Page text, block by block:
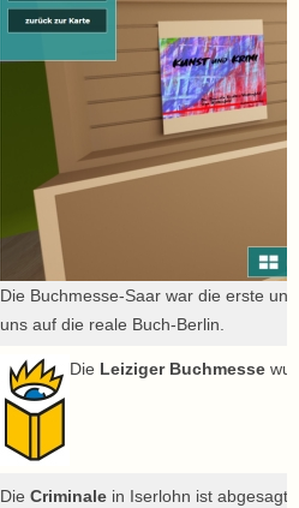
Die Buchmesse-Saar war die erste
uns auf die reale Buch-Berlin.
Die Leiziger Buchmesse
Die Criminale in Iserlohn ist abgesagt